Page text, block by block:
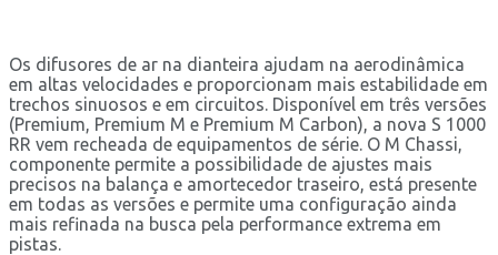
Os difusores de ar na dianteira ajudam na aerodinâmica
em altas velocidades e proporcionam mais estabilidade em
trechos sinuosos e em circuitos. Disponível em três versões
(Premium, Premium M e Premium M Carbon), a nova S 1000
RR vem recheada de equipamentos de série. O M Chassi,
componente permite a possibilidade de ajustes mais
precisos na balança e amortecedor traseiro, está presente
em todas as versões e permite uma configuração ainda
mais refinada na busca pela performance extrema em
pistas.